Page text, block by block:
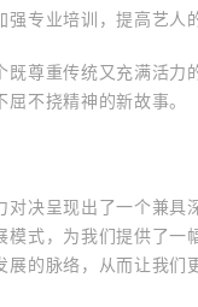
专业培训，提高艺人
尊重传统又充满活
不挠精神的新故事。
决呈现出了一个兼
式，为我们提供了
的脉络，从而让我